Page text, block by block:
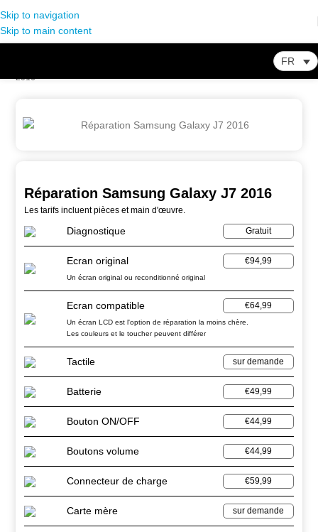
Skip to navigation
Skip to main content
FR
Réparation Samsung Galaxy J7
2016
Réparation Samsung Galaxy J7 2016
Les tarifs incluent pièces et main d'œuvre.
Diagnostique Gratuit
Ecran original €94,99
Un écran original ou reconditionné original
Ecran compatible €64,99
Un écran LCD est l'option de réparation la moins chère.
Les couleurs et le toucher peuvent différer
Tactile sur demande
Batterie €49,99
Bouton ON/OFF €44,99
Boutons volume €44,99
Connecteur de charge €59,99
Carte mère sur demande